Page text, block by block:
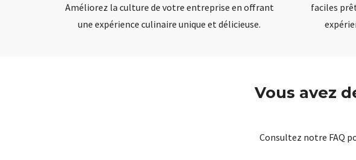
Améliorez la culture de votre entreprise en offrant
une expérience culinaire unique et délicieuse.
faciles
Vous avez
Consultez notre FAQ